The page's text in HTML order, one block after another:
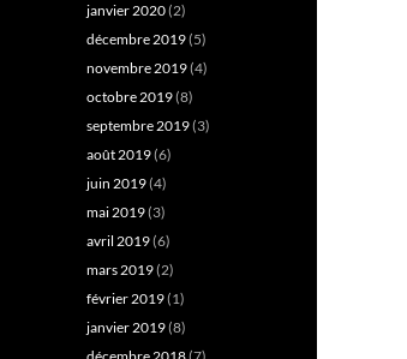
janvier 2020(2)
décembre 2019(5)
novembre 2019(4)
octobre 2019(8)
septembre 2019(3)
août 2019(6)
juin 2019(4)
mai 2019(3)
avril 2019(6)
mars 2019(2)
février 2019(1)
janvier 2019(8)